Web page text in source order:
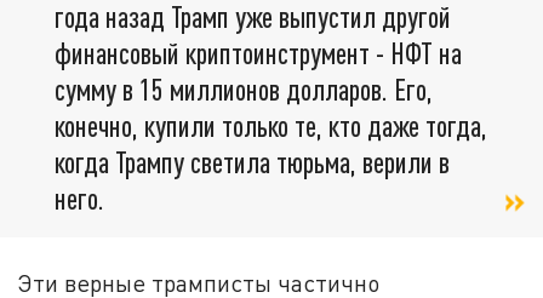
года назад Трамп уже выпустил другой
финансовый криптоинструмент - НФТ на
сумму в 15 миллионов долларов. Его,
конечно, купили только те, кто даже тогда,
когда Трампу светила тюрьма, верили в
него.
Эти верные трамписты частично